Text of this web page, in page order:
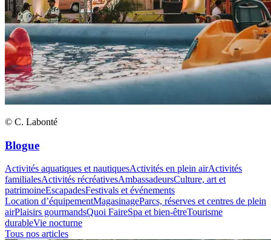
© C. Labonté
Blogue
Activités aquatiques et nautiquesActivités en plein airActivités
familialesActivités récréativesAmbassadeursCulture, art et
patrimoineEscapadesFestivals et événements
Location d’équipementMagasinageParcs, réserves et centres de plein
airPlaisirs gourmandsQuoi FaireSpa et bien-êtreTourisme
durableVie nocturne
Tous nos articles